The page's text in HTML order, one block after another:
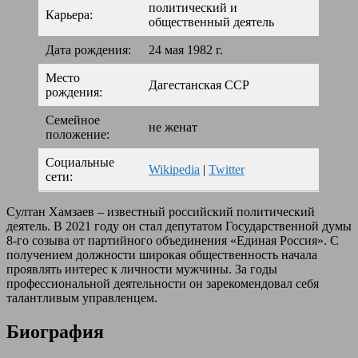
Карьера:
политический и
общественный деятель
Дата рождения: 24 мая 1982 г.
Место
рождения:
Дагестанская ССР
Семейное
положение:
не женат
Социальные
сети:
Wikipedia | Twitter
Султан Хамзаев – известный российский политический
деятель. В 2021 году он стал депутатом Государственной думы
8-го созыва от партийного объединения «Единая Россия». С
получением должности широкая общественность начала
проявлять интерес к личности мужчины. За годы
профессиональной деятельности он зарекомендовал себя
талантливым управленцем.
Биография